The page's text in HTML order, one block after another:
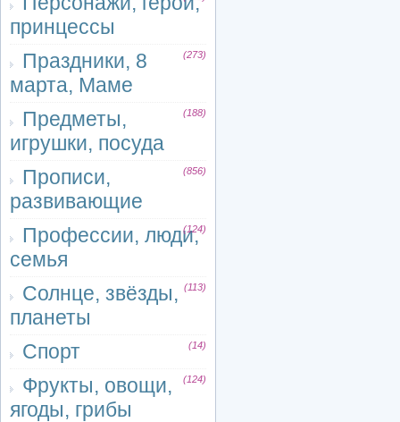
принцессы
Праздники, 8
марта, Маме
(273)
Предметы,
игрушки, посуда
(188)
Прописи,
развивающие
(856)
Профессии, люди,
семья
(124)
Солнце, звёзды,
планеты
(113)
Спорт (14)
Фрукты, овощи,
ягоды, грибы
(124)